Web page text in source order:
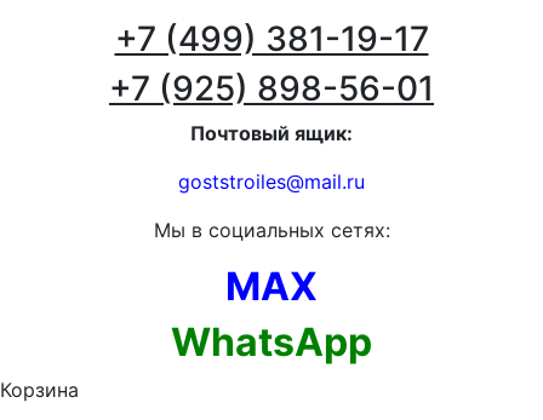
+7 (499) 381-19-17
+7 (925) 898-56-01
Почтовый ящик:
goststroiles@mail.ru
Мы в социальных сетях:
MAX
WhatsApp
Корзина